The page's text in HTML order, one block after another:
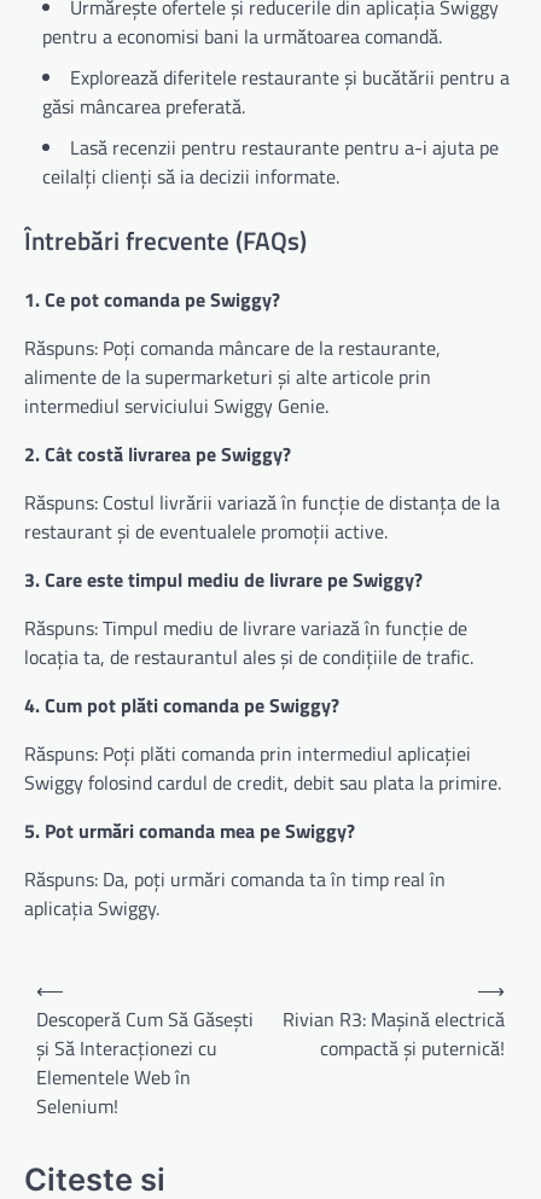
Urmărește ofertele și reducerile din aplicația Swiggy
pentru a economisi bani la următoarea comandă.
Explorează diferitele restaurante și bucătării pentru a
găsi mâncarea preferată.
Lasă recenzii pentru restaurante pentru a-i ajuta pe
ceilalți clienți să ia decizii informate.
Întrebări frecvente (FAQs)
1. Ce pot comanda pe Swiggy?
Răspuns: Poți comanda mâncare de la restaurante,
alimente de la supermarketuri și alte articole prin
intermediul serviciului Swiggy Genie.
2. Cât costă livrarea pe Swiggy?
Răspuns: Costul livrării variază în funcție de distanța de la
restaurant și de eventualele promoții active.
3. Care este timpul mediu de livrare pe Swiggy?
Răspuns: Timpul mediu de livrare variază în funcție de
locația ta, de restaurantul ales și de condițiile de trafic.
4. Cum pot plăti comanda pe Swiggy?
Răspuns: Poți plăti comanda prin intermediul aplicației
Swiggy folosind cardul de credit, debit sau plata la primire.
5. Pot urmări comanda mea pe Swiggy?
Răspuns: Da, poți urmări comanda ta în timp real în
aplicația Swiggy.
Navigare
în
articole
⟵
Descoperă Cum Să Găsești
și Să Interacționezi cu
Elementele Web în
Selenium!
Rivian R3: Mașină electrică
compactă și puternică!
⟶
Citeste si